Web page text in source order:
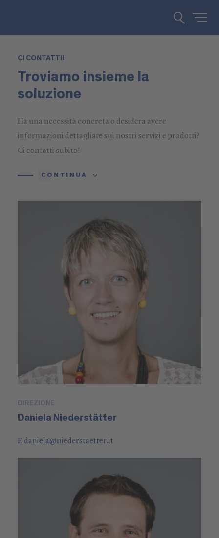
CI CONTATTI!
Troviamo insieme la
soluzione
Ha una necessità concreta o desidera avere
informazioni dettagliate sui nostri servizi e prodotti?
Ci contatti subito!
CONTINUA
DIREZIONE
Daniela Niederstätter
E daniela@niederstaetter.it